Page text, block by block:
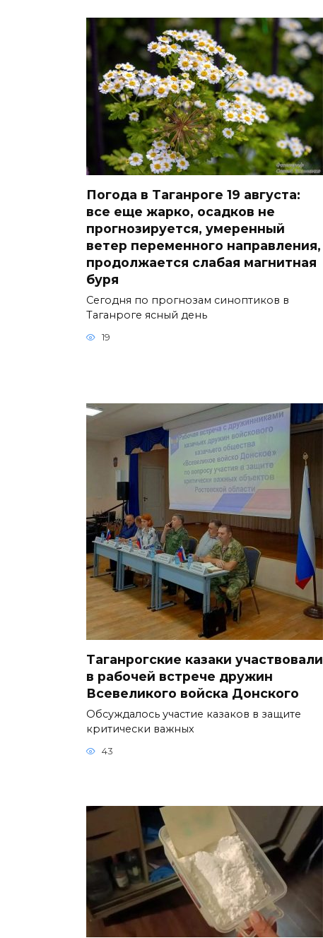
Погода в Таганроге 19 августа:
все еще жарко, осадков не
прогнозируется, умеренный
ветер переменного направления,
продолжается слабая магнитная
буря
Сегодня по прогнозам синоптиков в
Таганроге ясный день
19
Таганрогские казаки участвовали
в рабочей встрече дружин
Всевеликого войска Донского
Обсуждалось участие казаков в защите
критически важных
43